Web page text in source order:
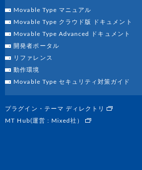
Movable Type マニュアル
Movable Type クラウド版 ドキュメント
Movable Type Advanced ドキュメント
開発者ポータル
リファレンス
動作環境
Movable Type セキュリティ対策ガイド
プラグイン・テーマ ディレクトリ
MT Hub(運営 : Mixed社）